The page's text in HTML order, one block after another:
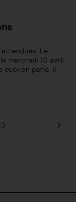
attendues. Le
mercredi 10 avril
quoi on parle, il